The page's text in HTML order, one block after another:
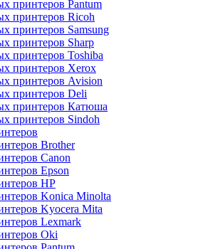
принтеров Pantum
принтеров Ricoh
принтеров Samsung
принтеров Sharp
принтеров Toshiba
принтеров Xerox
принтеров Avision
принтеров Deli
принтеров Катюша
принтеров Sindoh
Brother
Canon
Epson
HP
Konica Minolta
Kyocera Mita
Lexmark
Oki